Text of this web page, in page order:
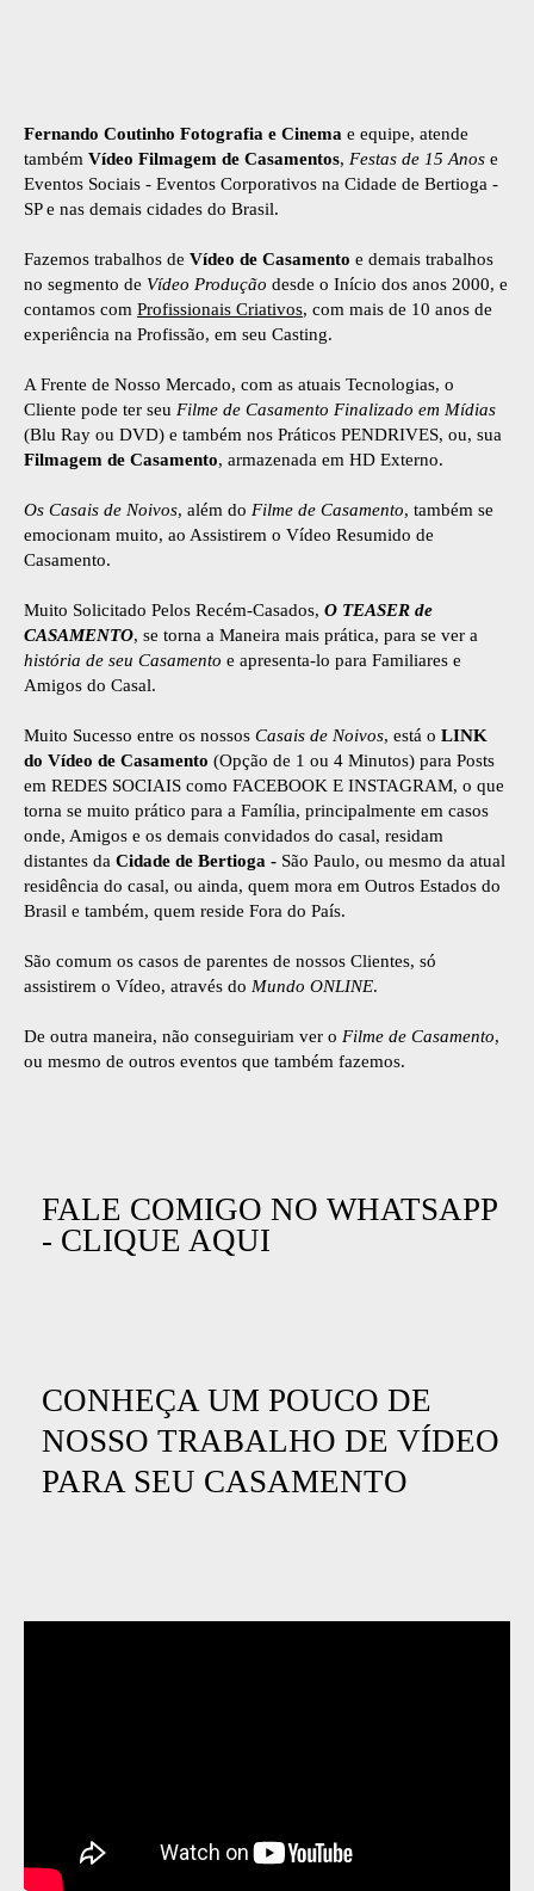
Fernando Coutinho Fotografia e Cinema e equipe, atende
também Vídeo Filmagem de Casamentos, Festas de 15 Anos e
Eventos Sociais - Eventos Corporativos na Cidade de Bertioga -
SP e nas demais cidades do Brasil.
Fazemos trabalhos de Vídeo de Casamento e demais trabalhos
no segmento de Vídeo Produção desde o Início dos anos 2000, e
contamos com Profissionais Criativos, com mais de 10 anos de
experiência na Profissão, em seu Casting.
A Frente de Nosso Mercado, com as atuais Tecnologias, o
Cliente pode ter seu Filme de Casamento Finalizado em Mídias
(Blu Ray ou DVD) e também nos Práticos PENDRIVES, ou, sua
Filmagem de Casamento, armazenada em HD Externo.
Os Casais de Noivos, além do Filme de Casamento, também se
emocionam muito, ao Assistirem o Vídeo Resumido de
Casamento.
Muito Solicitado Pelos Recém-Casados, O TEASER de
CASAMENTO, se torna a Maneira mais prática, para se ver a
história de seu Casamento e apresenta-lo para Familiares e
Amigos do Casal.
Muito Sucesso entre os nossos Casais de Noivos, está o LINK
do Vídeo de Casamento (Opção de 1 ou 4 Minutos) para Posts
em REDES SOCIAIS como FACEBOOK E INSTAGRAM, o que
torna se muito prático para a Família, principalmente em casos
onde, Amigos e os demais convidados do casal, residam
distantes da Cidade de Bertioga - São Paulo, ou mesmo da atual
residência do casal, ou ainda, quem mora em Outros Estados do
Brasil e também, quem reside Fora do País.
São comum os casos de parentes de nossos Clientes, só
assistirem o Vídeo, através do Mundo ONLINE.
De outra maneira, não conseguiriam ver o Filme de Casamento,
ou mesmo de outros eventos que também fazemos.
FALE COMIGO NO WHATSAPP
- CLIQUE AQUI
CONHEÇA UM POUCO DE
NOSSO TRABALHO DE VÍDEO
PARA SEU CASAMENTO